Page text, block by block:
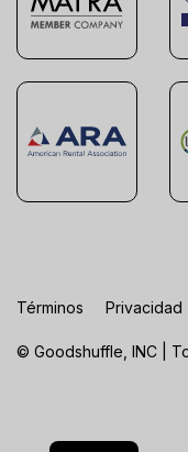
© Goodshuffle, INC |
Términos Privacidad